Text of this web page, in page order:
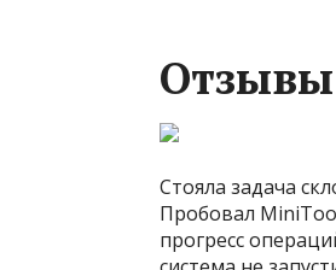
Стояла задача
Пробовал
прогресс